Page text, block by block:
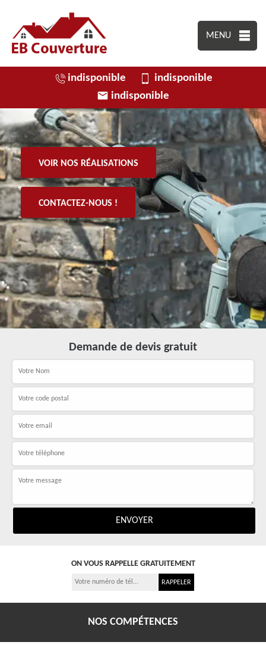
MENU
indisponible
indisponible
indisponible
VOIR NOS RÉALISATIONS
CONTACTEZ-NOUS !
Demande de devis gratuit
ON VOUS RAPPELLE GRATUITEMENT
NOS COMPÉTENCES